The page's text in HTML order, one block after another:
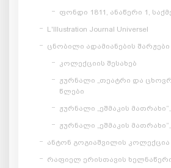
ფონდი 1811, ანაწერი 1,
L'Illustration Journal Universel
ცნობილი ადამიანების შარჟები
კოლექციის შესახებ
ჟურნალი „თეატრი და
წლები
ჟურნალი „ეშმაკის
ჟურნალი „ეშმაკის
ანტონ გოგიაშვილის კოლექცია
რაფიელ ერისთავის